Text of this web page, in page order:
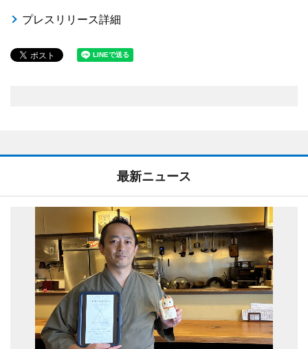
プレスリリース詳細
最新ニュース